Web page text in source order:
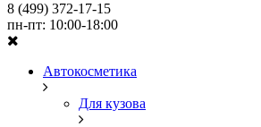
8 (499) 372-17-15
пн-пт: 10:00-18:00
Автокосметика
Для кузова